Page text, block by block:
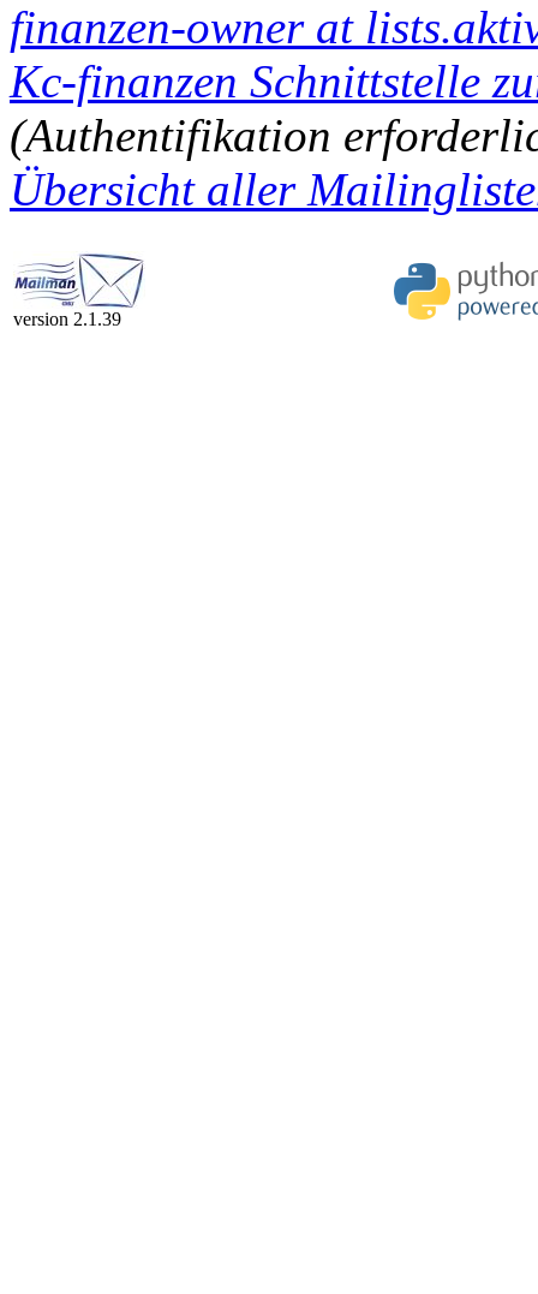
finanzen-owner at
Kc-finanzen Schnittstelle
(Authentifikation
Übersicht aller
version 2.1.39